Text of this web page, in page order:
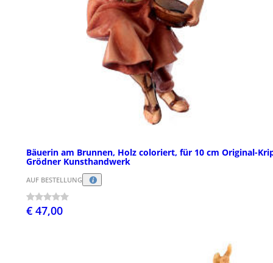
Bäuerin am Brunnen, Holz coloriert, für 10 cm Original-
Grödner Kunsthandwerk
AUF BESTELLUNG
€ 47,00